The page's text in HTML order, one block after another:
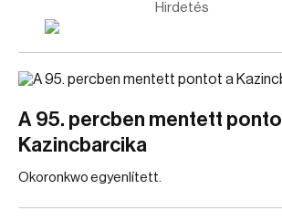
Hirdetés
A 95. percben mentett
Kazincbarcika
Okoronkwo egyenlített.